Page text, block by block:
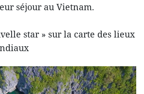
séjour au Vietnam.
star » sur la carte des lieux